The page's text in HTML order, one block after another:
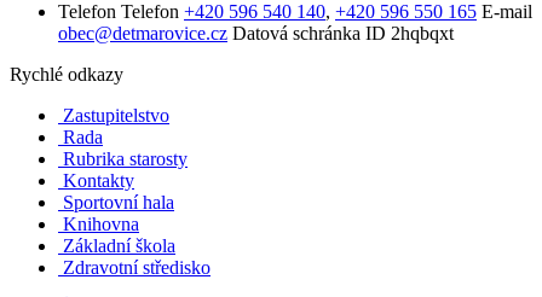
Telefon Telefon +420 596 540 140, +420 596 550 165 E-mail
obec@detmarovice.cz Datová schránka ID 2hqbqxt
Rychlé odkazy
Zastupitelstvo
Rada
Rubrika starosty
Kontakty
Sportovní hala
Knihovna
Základní škola
Zdravotní středisko